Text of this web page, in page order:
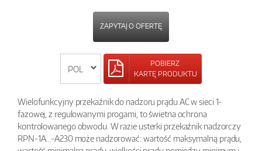
ZAPYTAJ O OFERTĘ
POBIERZ
KARTĘ PRODUKTU
Wielofunkcyjny przekaźnik do nadzoru prądu AC w sieci 1-
fazowej, z regulowanymi progami, to świetna ochrona
kontrolowanego obwodu. W razie usterki przekaźnik nadzorczy
RPN-1A...-A230 może nadzorować: wartość maksymalną prądu,